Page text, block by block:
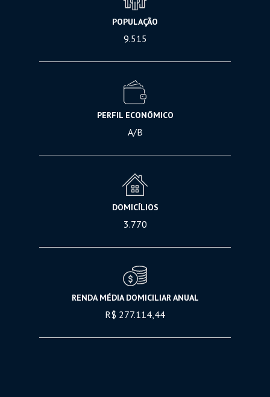
POPULAÇÃO
9.515
PERFIL ECONÔMICO
A/B
DOMICÍLIOS
3.770
RENDA MÉDIA DOMICILIAR ANUAL
R$ 277.114,44